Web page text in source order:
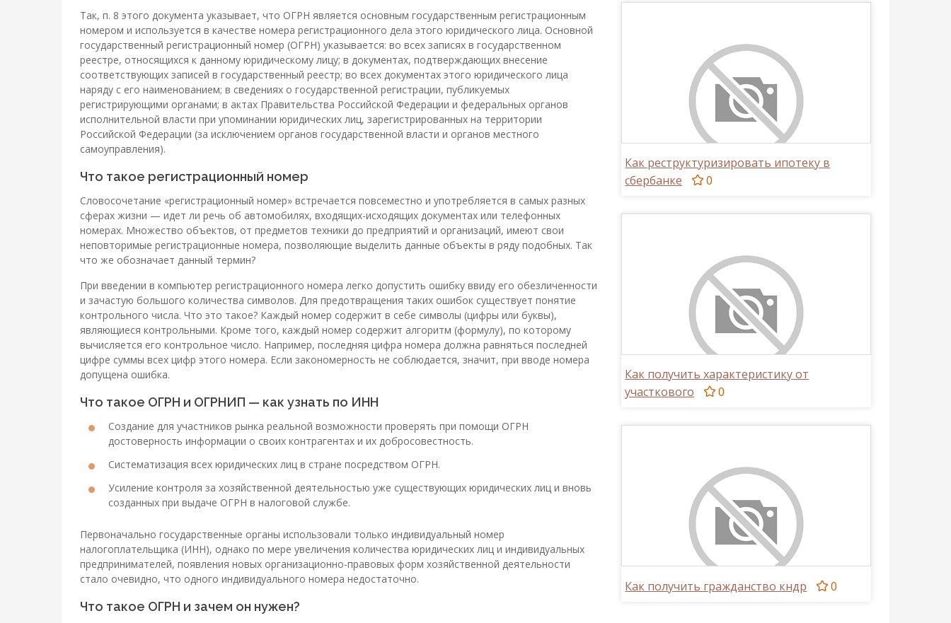
Так, п. 8 этого документа указывает, что ОГРН является основным государственным регистрационным
номером и используется в качестве номера регистрационного дела этого юридического лица. Основной
государственный регистрационный номер (ОГРН) указывается: во всех записях в государственном
реестре, относящихся к данному юридическому лицу; в документах, подтверждающих внесение
соответствующих записей в государственный реестр; во всех документах этого юридического лица
наряду с его наименованием; в сведениях о государственной регистрации, публикуемых
регистрирующими органами; в актах Правительства Российской Федерации и федеральных органов
исполнительной власти при упоминании юридических лиц, зарегистрированных на территории
Российской Федерации (за исключением органов государственной власти и органов местного
самоуправления).
Что такое регистрационный номер
Словосочетание «регистрационный номер» встречается повсеместно и употребляется в самых разных
сферах жизни — идет ли речь об автомобилях, входящих-исходящих документах или телефонных
номерах. Множество объектов, от предметов техники до предприятий и организаций, имеют свои
неповторимые регистрационные номера, позволяющие выделить данные объекты в ряду подобных. Так
что же обозначает данный термин?
При введении в компьютер регистрационного номера легко допустить ошибку ввиду его обезличенности
и зачастую большого количества символов. Для предотвращения таких ошибок существует понятие
контрольного числа. Что это такое? Каждый номер содержит в себе символы (цифры или буквы),
являющиеся контрольными. Кроме того, каждый номер содержит алгоритм (формулу), по которому
вычисляется его контрольное число. Например, последняя цифра номера должна равняться последней
цифре суммы всех цифр этого номера. Если закономерность не соблюдается, значит, при вводе номера
допущена ошибка.
Что такое ОГРН и ОГРНИП — как узнать по ИНН
Создание для участников рынка реальной возможности проверять при помощи ОГРН
достоверность информации о своих контрагентах и их добросовестность.
Систематизация всех юридических лиц в стране посредством ОГРН.
Усиление контроля за хозяйственной деятельностью уже существующих юридических лиц и вновь
созданных при выдаче ОГРН в налоговой службе.
Первоначально государственные органы использовали только индивидуальный номер
налогоплательщика (ИНН), однако по мере увеличения количества юридических лиц и индивидуальных
предпринимателей, появления новых организационно-правовых форм хозяйственной деятельности
стало очевидно, что одного индивидуального номера недостаточно.
Что такое ОГРН и зачем он нужен?
Как реструктуризировать ипотеку в
сбербанке
0
Как получить характеристику от
участкового
0
Как получить гражданство кндр 0